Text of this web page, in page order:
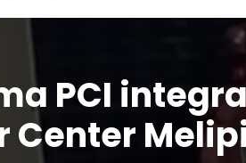
PCI
Center